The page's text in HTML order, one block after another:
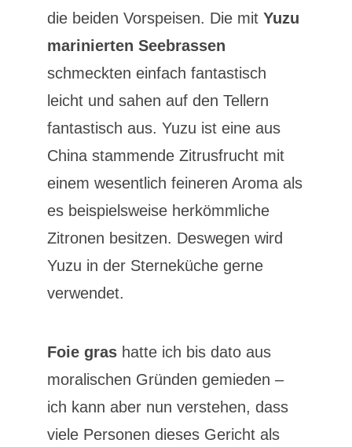
die beiden Vorspeisen. Die mit Yuzu
marinierten Seebrassen
schmeckten einfach fantastisch
leicht und sahen auf den Tellern
fantastisch aus. Yuzu ist eine aus
China stammende Zitrusfrucht mit
einem wesentlich feineren Aroma als
es beispielsweise herkömmliche
Zitronen besitzen. Deswegen wird
Yuzu in der Sterneküche gerne
verwendet.
Foie grashatte ich bis dato aus
moralischen Gründen gemieden –
ich kann aber nun verstehen, dass
viele Personen dieses Gericht als